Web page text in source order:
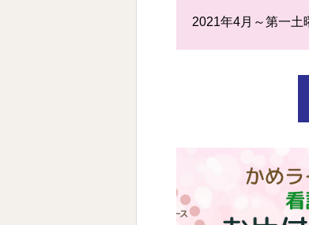
2021年4月～第一土